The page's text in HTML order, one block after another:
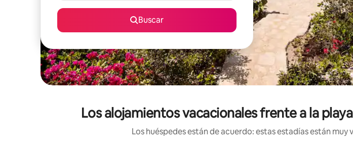
Buscar
Los alojamientos vacacionales frente a la
Los huéspedes están de acuerdo: estas estadías están